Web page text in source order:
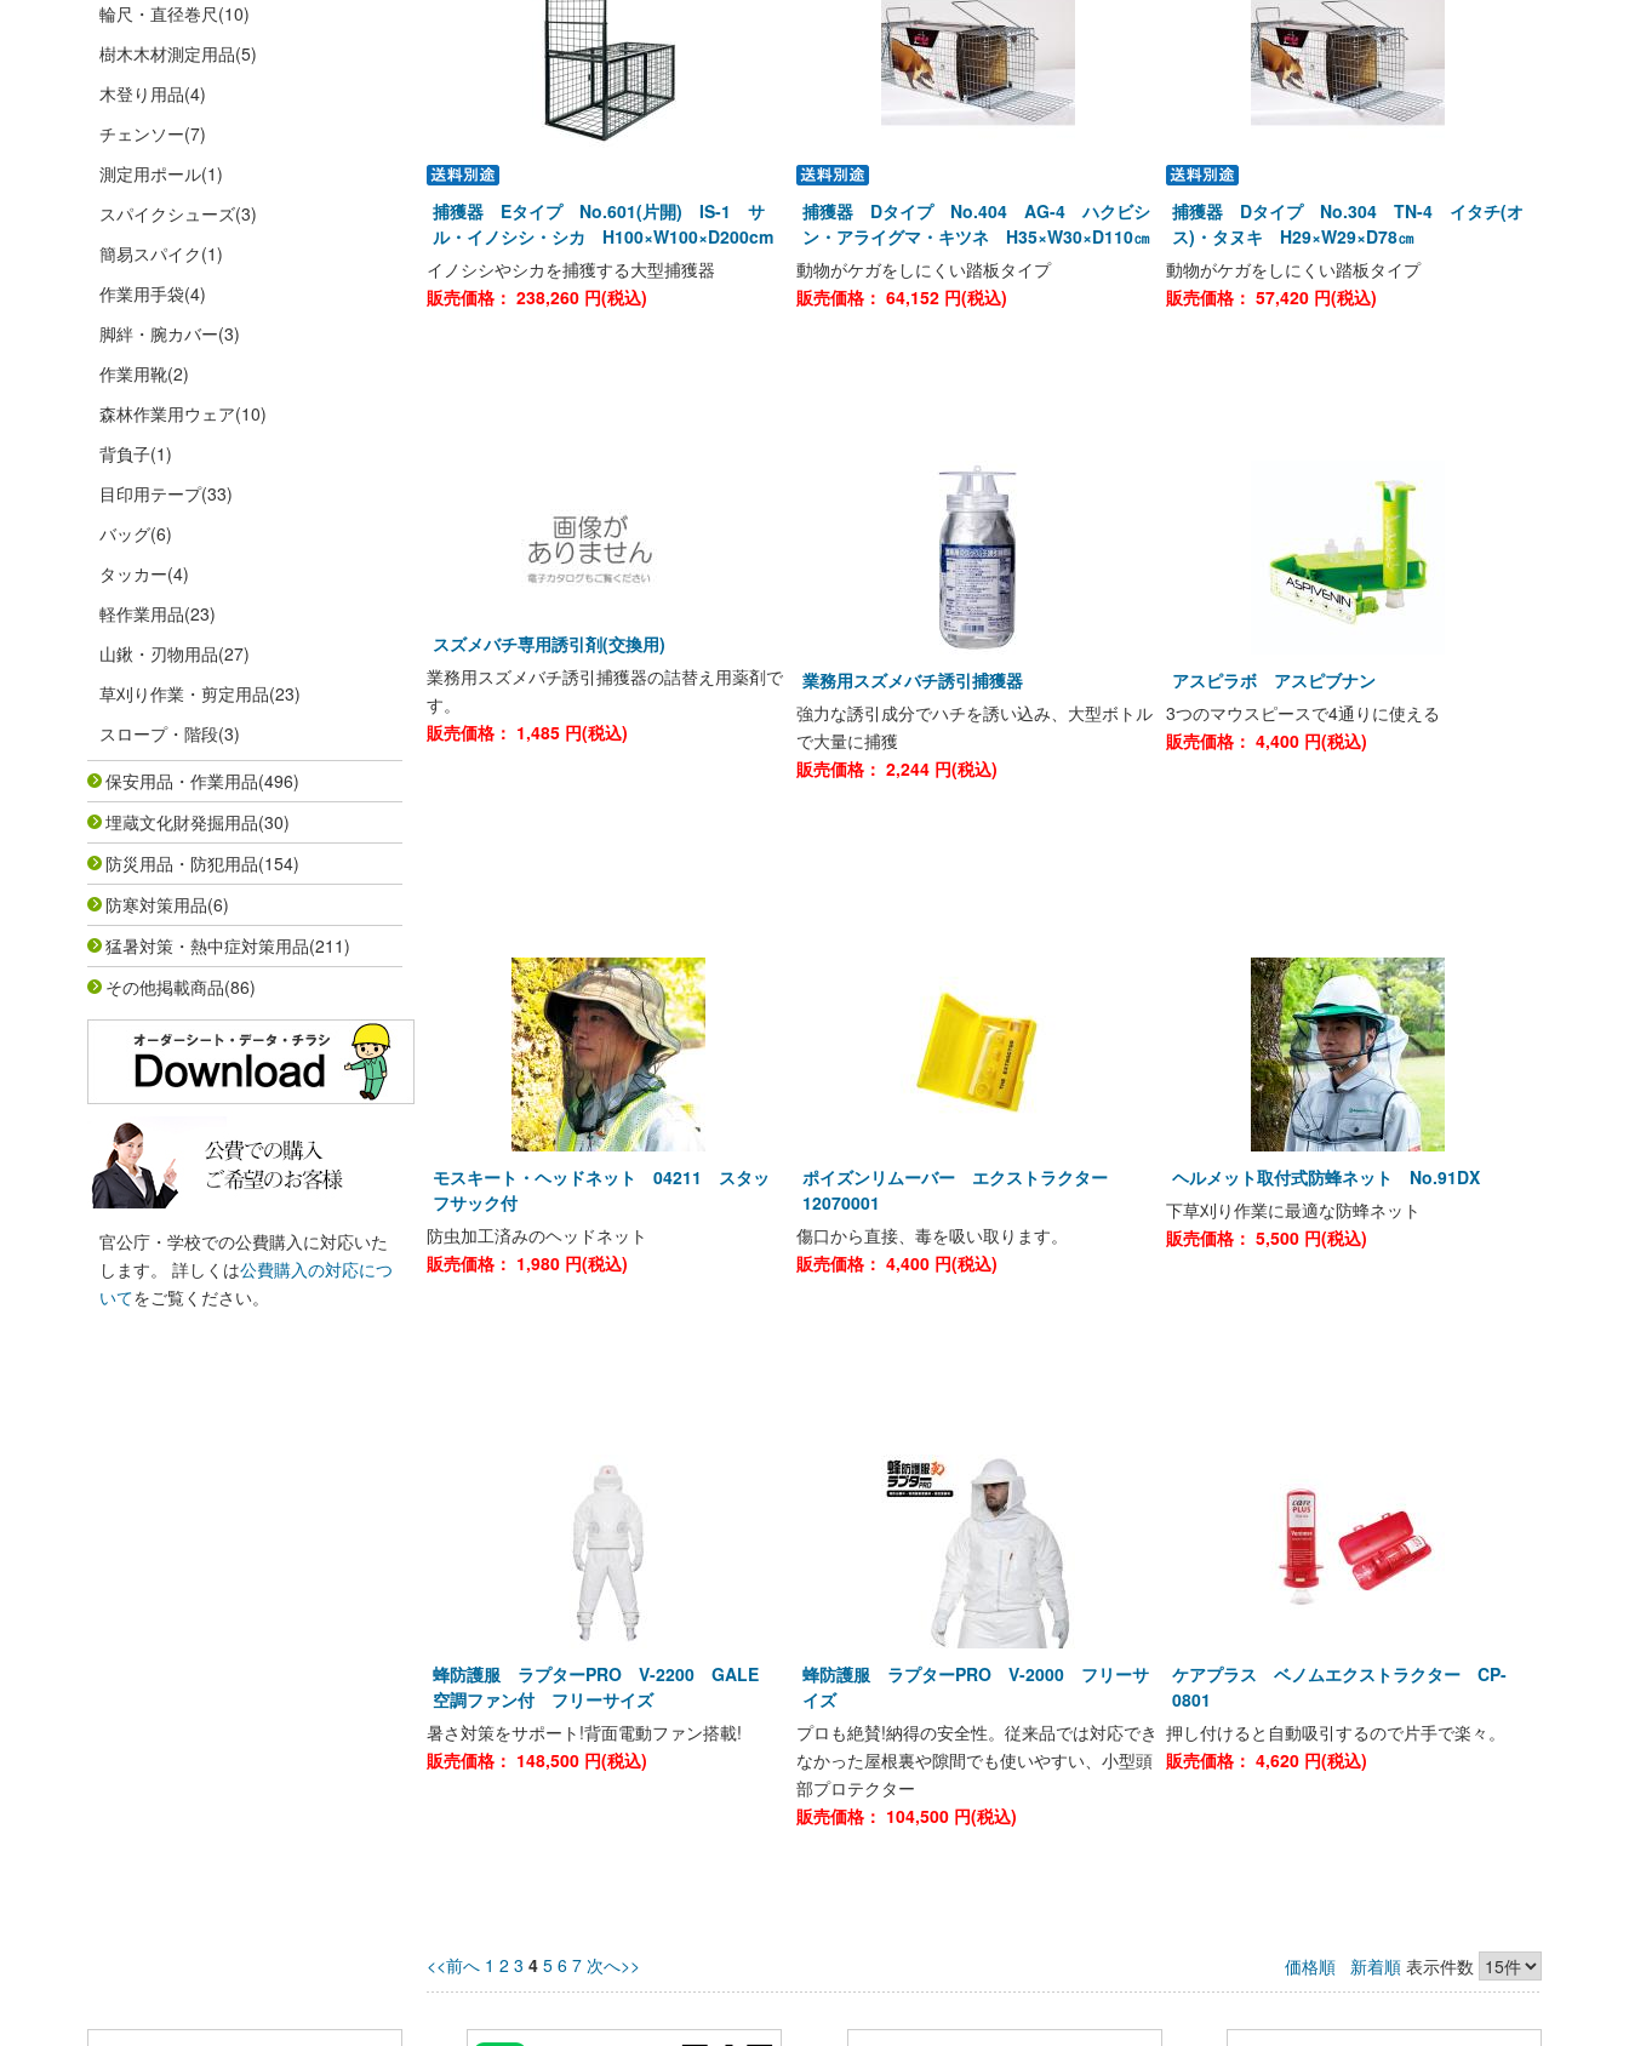
輪尺・直径巻尺(10)
樹木木材測定用品(5)
木登り用品(4)
チェンソー(7)
測定用ポール(1)
スパイクシューズ(3)
簡易スパイク(1)
作業用手袋(4)
脚絆・腕カバー(3)
作業用靴(2)
森林作業用ウェア(10)
背負子(1)
目印用テープ(33)
バッグ(6)
タッカー(4)
軽作業用品(23)
山鍬・刃物用品(27)
草刈り作業・剪定用品(23)
スロープ・階段(3)
保安用品・作業用品(496)
埋蔵文化財発掘用品(30)
防災用品・防犯用品(154)
防寒対策用品(6)
猛暑対策・熱中症対策用品(211)
その他掲載商品(86)
官公庁・学校での公費購入に対応いた
します。 詳しくは公費購入の対応につ
いてをご覧ください。
捕獲器 Eタイプ No.601(片開) IS-1 サ
ル・イノシシ・シカ H100×W100×D200cm
イノシシやシカを捕獲する大型捕獲器
販売価格： 238,260 円(税込)
捕獲器 Dタイプ No.404 AG-4 ハクビシ
ン・アライグマ・キツネ H35×W30×D110㎝
動物がケガをしにくい踏板タイプ
販売価格： 64,152 円(税込)
捕獲器 Dタイプ No.304 TN-4 イタチ(オ
ス)・タヌキ H29×W29×D78㎝
動物がケガをしにくい踏板タイプ
販売価格： 57,420 円(税込)
スズメバチ専用誘引剤(交換用)
業務用スズメバチ誘引捕獲器の詰替え用薬剤で
す。
販売価格： 1,485 円(税込)
業務用スズメバチ誘引捕獲器
強力な誘引成分でハチを誘い込み、大型ボトル
で大量に捕獲
販売価格： 2,244 円(税込)
アスピラボ アスピブナン
3つのマウスピースで4通りに使える
販売価格： 4,400 円(税込)
モスキート・ヘッドネット 04211 スタッ
フサック付
防虫加工済みのヘッドネット
販売価格： 1,980 円(税込)
ポイズンリムーバー エクストラクター
12070001
傷口から直接、毒を吸い取ります。
販売価格： 4,400 円(税込)
ヘルメット取付式防蜂ネット No.91DX
下草刈り作業に最適な防蜂ネット
販売価格： 5,500 円(税込)
蜂防護服 ラプターPRO V-2200 GALE
空調ファン付 フリーサイズ
暑さ対策をサポート!背面電動ファン搭載!
販売価格： 148,500 円(税込)
蜂防護服 ラプターPRO V-2000 フリーサ
イズ
プロも絶賛!納得の安全性。従来品では対応でき
なかった屋根裏や隙間でも使いやすい、小型頭
部プロテクター
販売価格： 104,500 円(税込)
ケアプラス ベノムエクストラクター CP-
0801
押し付けると自動吸引するので片手で楽々。
販売価格： 4,620 円(税込)
価格順 新着順 表示件数
<<前へ 1 2 3 4 5 6 7 次へ>>